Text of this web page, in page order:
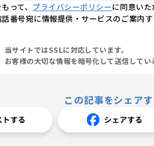
って、 プライバシーポリシーに同意い
番号宛に情報提供・サービスのご案内
当サイトではSSLに対応しています。
お客様の大切な情報を暗号化して送信してい
この記事をシェア